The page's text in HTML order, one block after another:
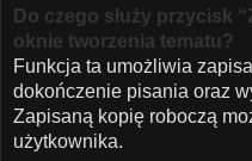
Do czego służy przycisk
oknie tworzenia tematu?
Funkcja ta umożliwia
dokończenie pisania oraz
Zapisaną kopię roboczą
użytkownika.